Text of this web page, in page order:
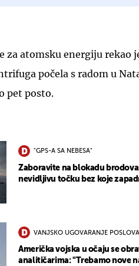
za atomsku energiju rekao
počela s radom u
pet posto.
"GPS-A SA NEBESA"
Zaboravite na blokadu
nevidljivu točku bez koje
VANJSKO UGOVARANJE POSLOVA
Američka vojska u očaju se
analitičarima: "Trebamo nove